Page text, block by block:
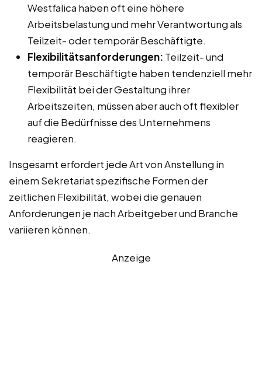
Westfalica haben oft eine höhere
Arbeitsbelastung und mehr Verantwortung als
Teilzeit- oder temporär Beschäftigte.
Flexibilitätsanforderungen: Teilzeit- und
temporär Beschäftigte haben tendenziell mehr
Flexibilität bei der Gestaltung ihrer
Arbeitszeiten, müssen aber auch oft flexibler
auf die Bedürfnisse des Unternehmens
reagieren.
Insgesamt erfordert jede Art von Anstellung in
einem Sekretariat spezifische Formen der
zeitlichen Flexibilität, wobei die genauen
Anforderungen je nach Arbeitgeber und Branche
variieren können.
Anzeige